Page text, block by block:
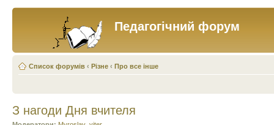
Педагогічний форум
Список форумів ‹ Різне ‹ Про все інше
З нагоди Дня вчителя